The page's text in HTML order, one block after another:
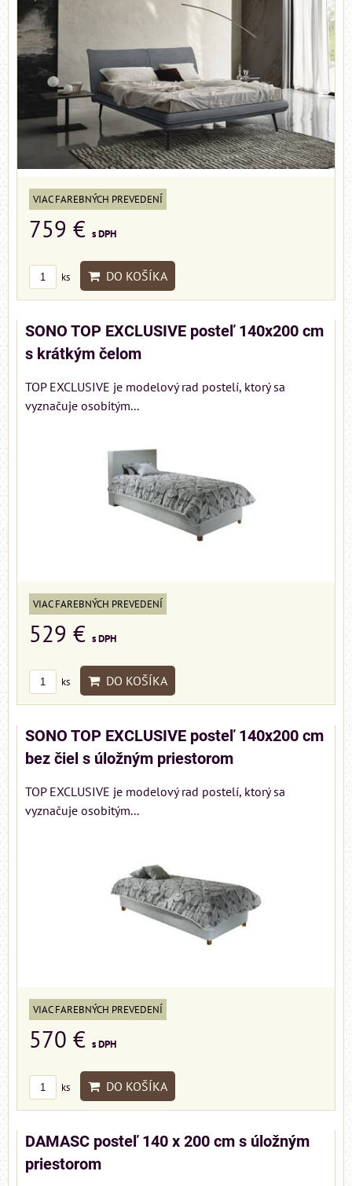
VIAC FAREBNÝCH PREVEDENÍ
759 € s DPH
ks DO KOŠÍKA
SONO TOP EXCLUSIVE posteľ 140x200 cm
s krátkým čelom
TOP EXCLUSIVE je modelový rad postelí, ktorý sa
vyznačuje osobitým...
VIAC FAREBNÝCH PREVEDENÍ
529 € s DPH
ks DO KOŠÍKA
SONO TOP EXCLUSIVE posteľ 140x200 cm
bez čiel s úložným priestorom
TOP EXCLUSIVE je modelový rad postelí, ktorý sa
vyznačuje osobitým...
VIAC FAREBNÝCH PREVEDENÍ
570 € s DPH
ks DO KOŠÍKA
DAMASC posteľ 140 x 200 cm s úložným
priestorom